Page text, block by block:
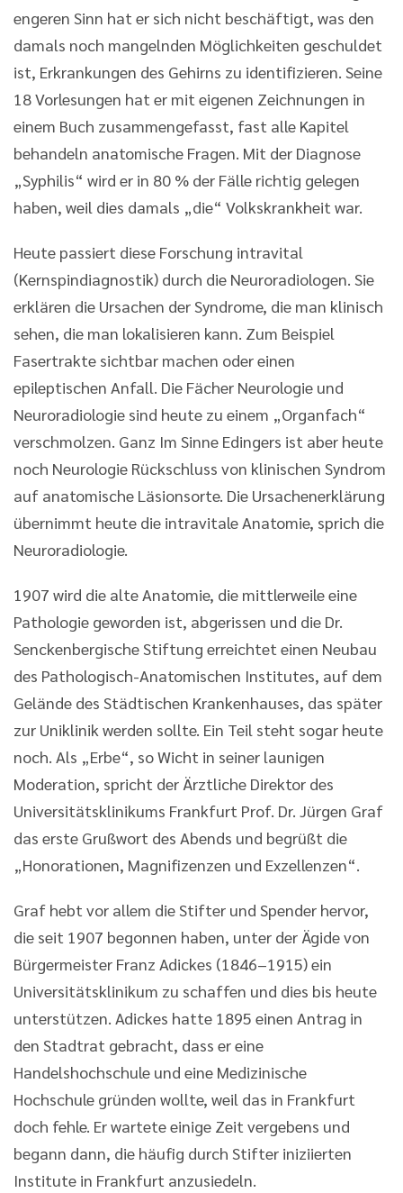
engeren Sinn hat er sich nicht beschäftigt, was den
damals noch mangelnden Möglichkeiten geschuldet
ist, Erkrankungen des Gehirns zu identifizieren. Seine
18 Vorlesungen hat er mit eigenen Zeichnungen in
einem Buch zusammengefasst, fast alle Kapitel
behandeln anatomische Fragen. Mit der Diagnose
„Syphilis“ wird er in 80 % der Fälle richtig gelegen
haben, weil dies damals „die“ Volkskrankheit war.
Heute passiert diese Forschung intravital
(Kernspindiagnostik) durch die Neuroradiologen. Sie
erklären die Ursachen der Syndrome, die man klinisch
sehen, die man lokalisieren kann. Zum Beispiel
Fasertrakte sichtbar machen oder einen
epileptischen Anfall. Die Fächer Neurologie und
Neuroradiologie sind heute zu einem „Organfach“
verschmolzen. Ganz Im Sinne Edingers ist aber heute
noch Neurologie Rückschluss von klinischen Syndrom
auf anatomische Läsionsorte. Die Ursachenerklärung
übernimmt heute die intravitale Anatomie, sprich die
Neuroradiologie.
1907 wird die alte Anatomie, die mittlerweile eine
Pathologie geworden ist, abgerissen und die Dr.
Senckenbergische Stiftung erreichtet einen Neubau
des Pathologisch-Anatomischen Institutes, auf dem
Gelände des Städtischen Krankenhauses, das später
zur Uniklinik werden sollte. Ein Teil steht sogar heute
noch. Als „Erbe“, so Wicht in seiner launigen
Moderation, spricht der Ärztliche Direktor des
Universitätsklinikums Frankfurt Prof. Dr. Jürgen Graf
das erste Grußwort des Abends und begrüßt die
„Honorationen, Magnifizenzen und Exzellenzen“.
Graf hebt vor allem die Stifter und Spender hervor,
die seit 1907 begonnen haben, unter der Ägide von
Bürgermeister Franz Adickes (1846–1915) ein
Universitätsklinikum zu schaffen und dies bis heute
unterstützen. Adickes hatte 1895 einen Antrag in
den Stadtrat gebracht, dass er eine
Handelshochschule und eine Medizinische
Hochschule gründen wollte, weil das in Frankfurt
doch fehle. Er wartete einige Zeit vergebens und
begann dann, die häufig durch Stifter iniziierten
Institute in Frankfurt anzusiedeln.